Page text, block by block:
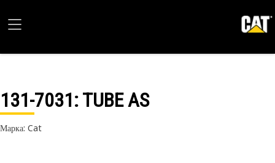
131-7031: TUBE AS
Марка: Cat